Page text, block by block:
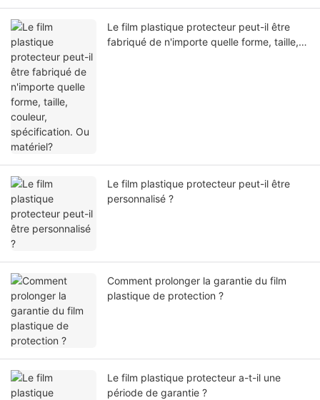
Le film plastique protecteur peut-il être
fabriqué de n'importe quelle forme, taille,
Le film plastique protecteur peut-il être
personnalisé ?
Comment prolonger la garantie du film
plastique de protection ?
Le film plastique protecteur a-t-il une
période de garantie ?